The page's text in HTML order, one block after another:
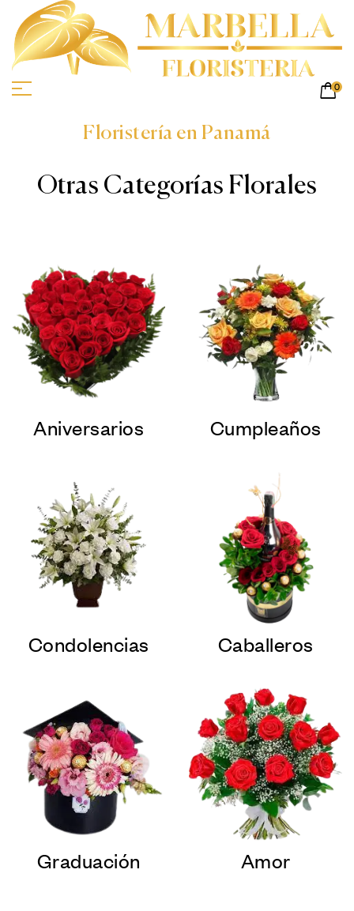
0
Floristería en Panamá
Otras Categorías Florales
Aniversarios Cumpleaños
Condolencias Caballeros
Graduación Amor